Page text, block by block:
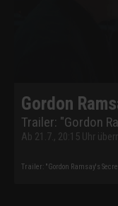
Gordon
Trailer: "Gordon
Ab 21.7., 20:15 Uhr
Trailer: "Gordon Ramsay's